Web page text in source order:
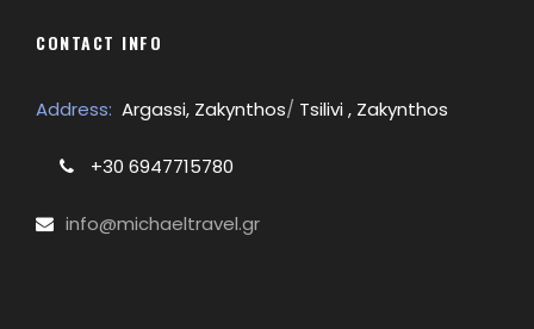
CONTACT INFO
Address: Argassi, Zakynthos/ Tsilivi , Zakynthos
+30 6947715780
info@michaeltravel.gr